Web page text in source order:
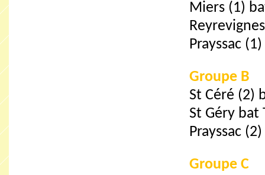
Miers (1)
Prayssac
Groupe B
St Céré (2)
St Géry bat
Prayssac
Groupe C